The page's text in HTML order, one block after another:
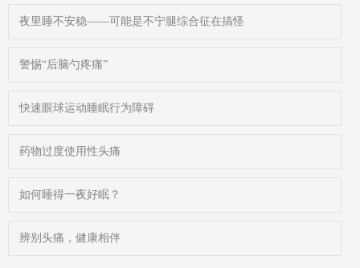
夜里睡不安稳——可能是不宁腿综合征在搞怪
警惕“后脑勺疼痛”
快速眼球运动睡眠行为障碍
药物过度使用性头痛
如何睡得一夜好眠？
辨别头痛，健康相伴